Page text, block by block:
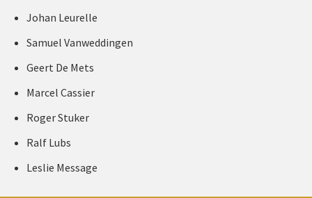
Johan Leurelle
Samuel Vanweddingen
Geert De Mets
Marcel Cassier
Roger Stuker
Ralf Lubs
Leslie Message